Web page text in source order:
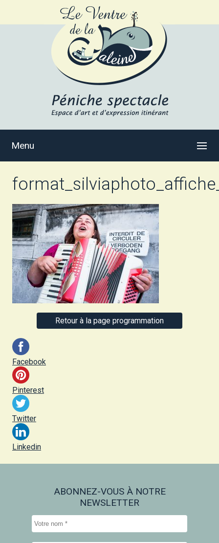
Menu
Retour à la page programmation
Facebook
Pinterest
Twitter
Linkedin
ABONNEZ-VOUS À NOTRE
NEWSLETTER